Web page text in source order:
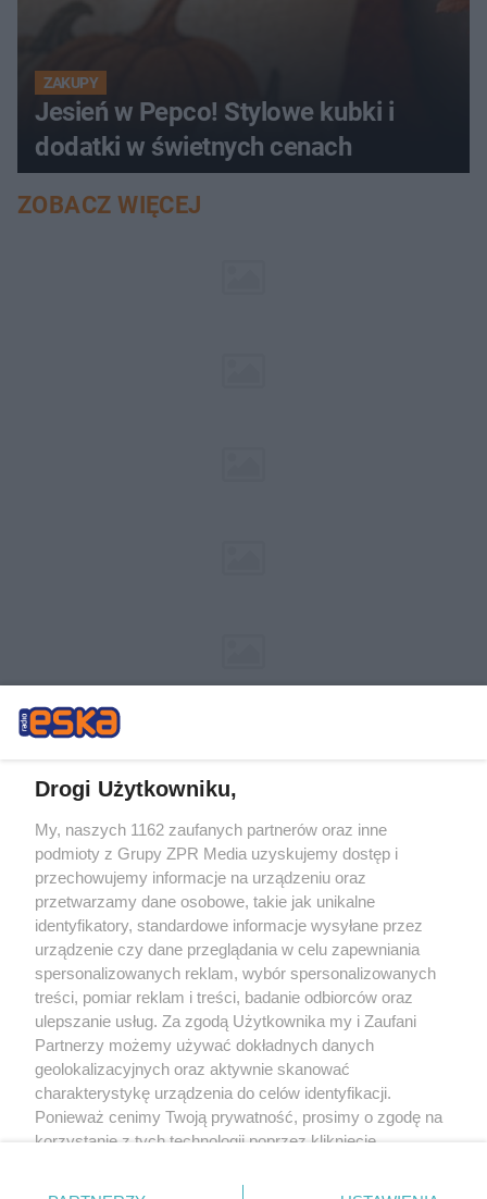
ZAKUPY
Jesień w Pepco! Stylowe kubki i
dodatki w świetnych cenach
ZOBACZ WIĘCEJ
Żaden utwór zamieszczony w serwisie nie może być powielany i
rozpowszechniany lub dalej rozpowszechniany w jakikolwiek sposób (w
tym także elektroniczny lub mechaniczny) na jakimkolwiek polu
eksploatacji w jakiejkolwiek formie, włącznie z umieszczaniem w Internecie
bez pisemnej zgody właściciela praw. Jakiekolwiek użycie lub
wykorzystanie utworów w całości lub w części z naruszeniem prawa, tzn.
bez właściwej zgody, jest zabronione pod groźbą kary i może być ścigane
prawnie.
O nas
Drogi Użytkowniku,
My, naszych 1162 zaufanych partnerów oraz inne
podmioty z Grupy ZPR Media uzyskujemy dostęp i
przechowujemy informacje na urządzeniu oraz
przetwarzamy dane osobowe, takie jak unikalne
identyfikatory, standardowe informacje wysyłane przez
urządzenie czy dane przeglądania w celu zapewniania
spersonalizowanych reklam, wybór spersonalizowanych
treści, pomiar reklam i treści, badanie odbiorców oraz
ulepszanie usług. Za zgodą Użytkownika my i Zaufani
Partnerzy możemy używać dokładnych danych
geolokalizacyjnych oraz aktywnie skanować
charakterystykę urządzenia do celów identyfikacji.
Ponieważ cenimy Twoją prywatność, prosimy o zgodę na
korzystanie z tych technologii poprzez kliknięcie
zmienić/wycofać klikając przycisk ustawień prywatności